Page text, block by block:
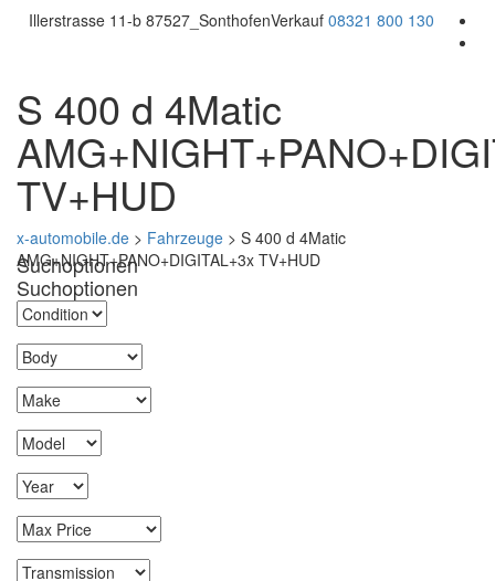
Verkauf 08321 800 130
Illerstrasse 11-b 87527_Sonthofen
S 400 d 4Matic
TV+HUD
x-automobile.de > Fahrzeuge > S 400 d 4Matic
AMG+NIGHT+PANO+DIGITAL+3x TV+HUD
Suchoptionen
Suchoptionen